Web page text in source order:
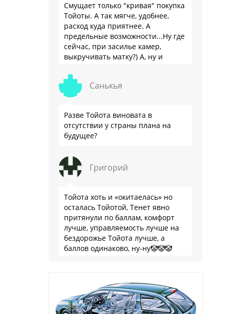
Смущает только "кривая" покупка
Тойоты. А так мягче, удобнее,
расход куда приятнее. А
предельные возможности...Ну где
сейчас, при засилье камер,
выкручивать матку?) А, ну и
забываем.
Санькья
Разве Тойота виновата в
отсутствии у страны плана на
будущее?
Григорий
Тойота хоть и «окитаелась» но
осталась Тойотой, Тенет явно
притянули по баллам, комфорт
лучше, управляемость лучше на
бездорожье Тойота лучше, а
баллов одинаково, ну-ну🤡🤡🤡